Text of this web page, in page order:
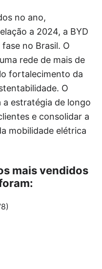
no ano,
a 2024, a BYD
no Brasil. O
rede de mais de
fortalecimento da
O
estratégia de longo
e consolidar a
mobilidade elétrica
mais vendidos